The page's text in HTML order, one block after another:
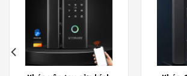
Khóa vân tay cửa kính
Khóa